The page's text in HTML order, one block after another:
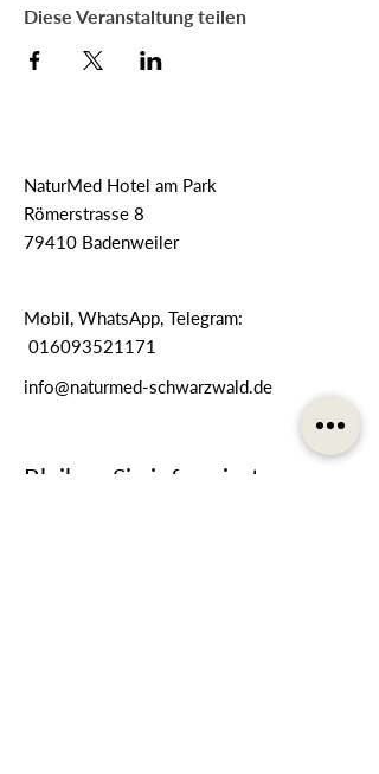
Diese Veranstaltung teilen
NaturMed Hotel am Park
Römerstrasse 8
79410 Badenweiler
Mobil, WhatsApp, Telegram:
016093521171
info@naturmed-schwarzwald.de
Bleiben Sie informiert